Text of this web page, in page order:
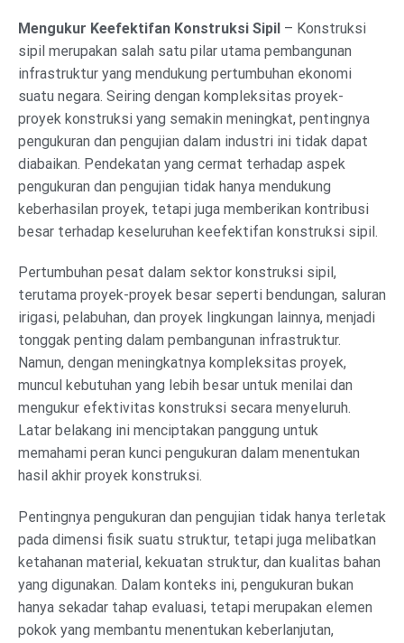
Mengukur Keefektifan Konstruksi Sipil – Konstruksi
sipil merupakan salah satu pilar utama pembangunan
infrastruktur yang mendukung pertumbuhan ekonomi
suatu negara. Seiring dengan kompleksitas proyek-
proyek konstruksi yang semakin meningkat, pentingnya
pengukuran dan pengujian dalam industri ini tidak dapat
diabaikan. Pendekatan yang cermat terhadap aspek
pengukuran dan pengujian tidak hanya mendukung
keberhasilan proyek, tetapi juga memberikan kontribusi
besar terhadap keseluruhan keefektifan konstruksi sipil.
Pertumbuhan pesat dalam sektor konstruksi sipil,
terutama proyek-proyek besar seperti bendungan, saluran
irigasi, pelabuhan, dan proyek lingkungan lainnya, menjadi
tonggak penting dalam pembangunan infrastruktur.
Namun, dengan meningkatnya kompleksitas proyek,
muncul kebutuhan yang lebih besar untuk menilai dan
mengukur efektivitas konstruksi secara menyeluruh.
Latar belakang ini menciptakan panggung untuk
memahami peran kunci pengukuran dalam menentukan
hasil akhir proyek konstruksi.
Pentingnya pengukuran dan pengujian tidak hanya terletak
pada dimensi fisik suatu struktur, tetapi juga melibatkan
ketahanan material, kekuatan struktur, dan kualitas bahan
yang digunakan. Dalam konteks ini, pengukuran bukan
hanya sekadar tahap evaluasi, tetapi merupakan elemen
pokok yang membantu menentukan keberlanjutan,